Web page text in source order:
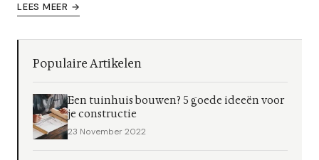
LEES MEER →
Populaire Artikelen
Een tuinhuis bouwen? 5 goede ideeën voor
je constructie
23 November 2022